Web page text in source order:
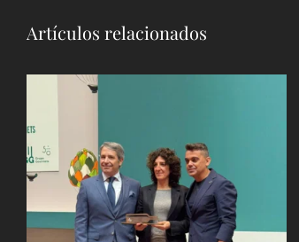
Artículos relacionados